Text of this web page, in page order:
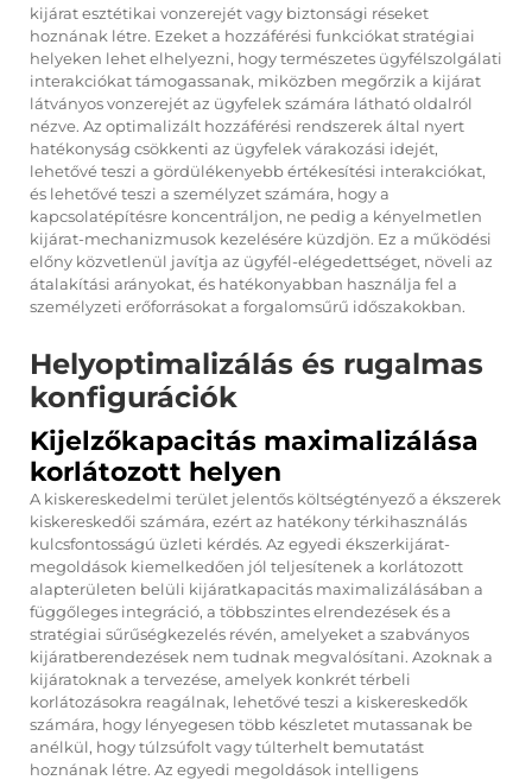
kijárat esztétikai vonzerejét vagy biztonsági réseket
hoznának létre. Ezeket a hozzáférési funkciókat stratégiai
helyeken lehet elhelyezni, hogy természetes ügyfélszolgálati
interakciókat támogassanak, miközben megőrzik a kijárat
látványos vonzerejét az ügyfelek számára látható oldalról
nézve. Az optimalizált hozzáférési rendszerek által nyert
hatékonyság csökkenti az ügyfelek várakozási idejét,
lehetővé teszi a gördülékenyebb értékesítési interakciókat,
és lehetővé teszi a személyzet számára, hogy a
kapcsolatépítésre koncentráljon, ne pedig a kényelmetlen
kijárat-mechanizmusok kezelésére küzdjön. Ez a működési
előny közvetlenül javítja az ügyfél-elégedettséget, növeli az
átalakítási arányokat, és hatékonyabban használja fel a
személyzeti erőforrásokat a forgalomsűrű időszakokban.
Helyoptimalizálás és rugalmas
konfigurációk
Kijelzőkapacitás maximalizálása
korlátozott helyen
A kiskereskedelmi terület jelentős költségtényező a ékszerek
kiskereskedői számára, ezért az hatékony térkihasználás
kulcsfontosságú üzleti kérdés. Az egyedi ékszerkijárat-
megoldások kiemelkedően jól teljesítenek a korlátozott
alapterületen belüli kijáratkapacitás maximalizálásában a
függőleges integráció, a többszintes elrendezések és a
stratégiai sűrűségkezelés révén, amelyeket a szabványos
kijáratberendezések nem tudnak megvalósítani. Azoknak a
kijáratoknak a tervezése, amelyek konkrét térbeli
korlátozásokra reagálnak, lehetővé teszi a kiskereskedők
számára, hogy lényegesen több készletet mutassanak be
anélkül, hogy túlzsúfolt vagy túlterhelt bemutatást
hoznának létre. Az egyedi megoldások intelligens